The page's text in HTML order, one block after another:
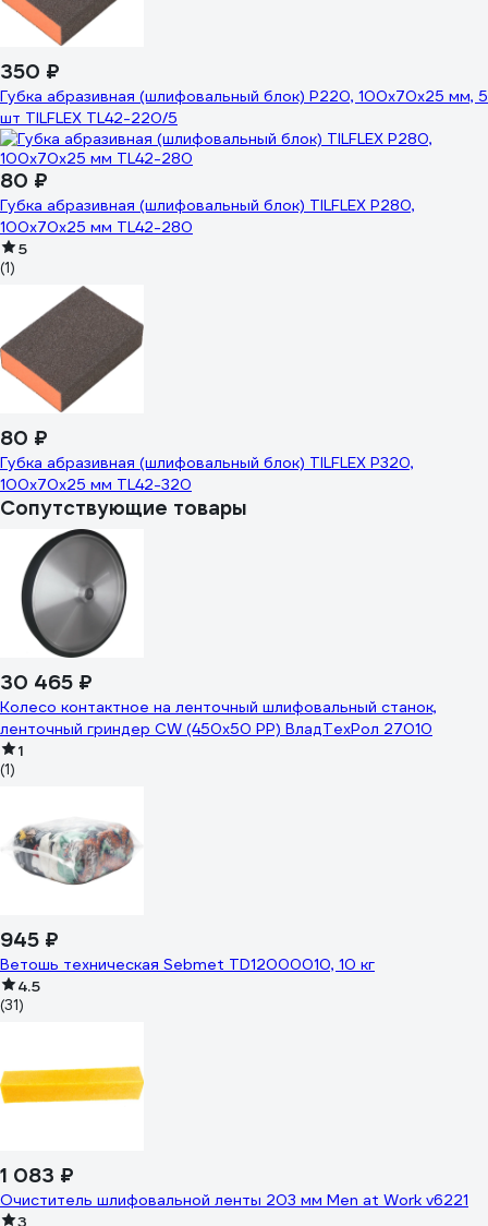
350 ₽
Губка абразивная (шлифовальный блок) P220, 100x70x25 мм, 5
шт TILFLEX TL42-220/5
80 ₽
Губка абразивная (шлифовальный блок) TILFLEX P280,
100х70х25 мм TL42-280
5
(1)
80 ₽
Губка абразивная (шлифовальный блок) TILFLEX P320,
100х70х25 мм TL42-320
Сопутствующие товары
30 465 ₽
Колесо контактное на ленточный шлифовальный станок,
ленточный гриндер CW (450x50 PP) ВладТехРол 27010
1
(1)
945 ₽
Ветошь техническая Sebmet TD12000010, 10 кг
4.5
(31)
1 083 ₽
Очиститель шлифовальной ленты 203 мм Men at Work v6221
3